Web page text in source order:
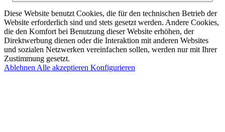
Diese Website benutzt Cookies, die für den technischen Betrieb der
Website erforderlich sind und stets gesetzt werden. Andere Cookies,
die den Komfort bei Benutzung dieser Website erhöhen, der
Direktwerbung dienen oder die Interaktion mit anderen Websites
und sozialen Netzwerken vereinfachen sollen, werden nur mit Ihrer
Zustimmung gesetzt.
Ablehnen Alle akzeptieren Konfigurieren